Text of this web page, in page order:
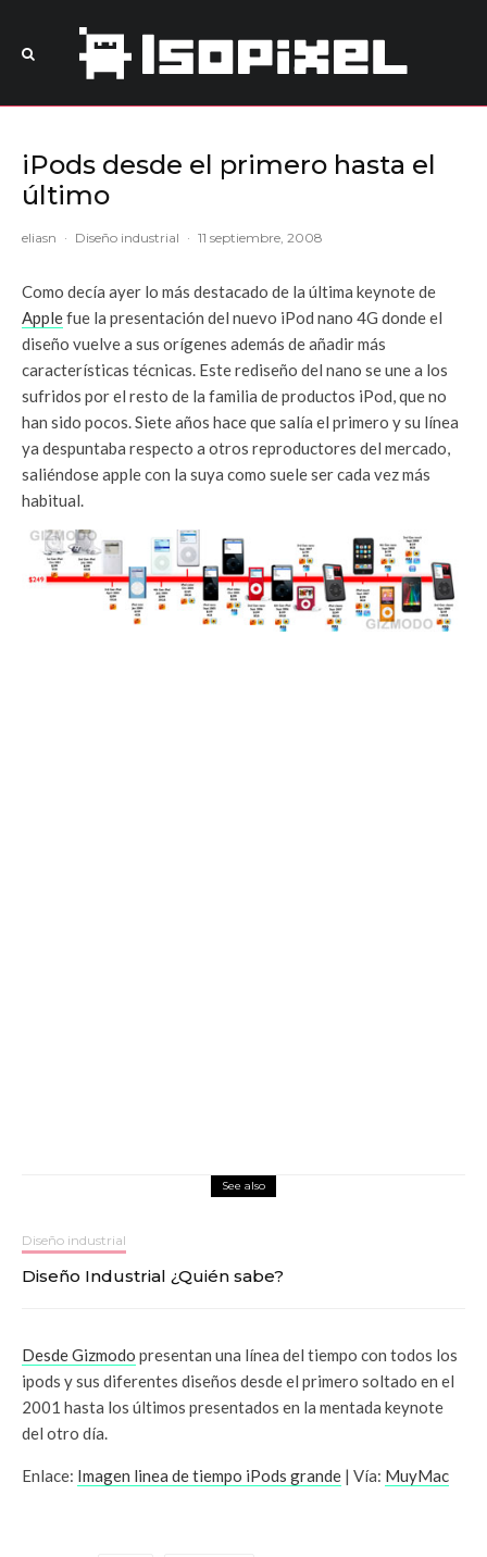
iPods desde el primero hasta el
último
eliasn · Diseño industrial · 11 septiembre, 2008
Como decía ayer lo más destacado de la última keynote de
Applefue la presentación del nuevo iPod nano 4G donde el
diseño vuelve a sus orígenes además de añadir más
características técnicas. Este rediseño del nano se une a los
sufridos por el resto de la familia de productos iPod, que no
han sido pocos. Siete años hace que salía el primero y su línea
ya despuntaba respecto a otros reproductores del mercado,
saliéndose apple con la suya como suele ser cada vez más
habitual.
See also
Diseño industrial
Diseño Industrial ¿Quién sabe?
Desde Gizmodo presentan una línea del tiempo con todos los
ipods y sus diferentes diseños desde el primero soltado en el
2001 hasta los últimos presentados en la mentada keynote
del otro día.
Enlace: Imagen linea de tiempo iPods grande | Vía: MuyMac